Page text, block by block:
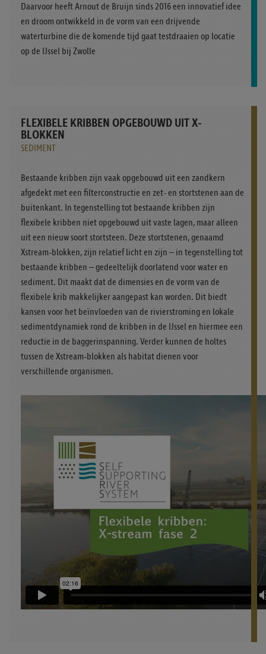
Daarvoor heeft Arnout de Bruijn sinds 2016 een innovatief idee
en droom ontwikkeld in de vorm van een drijvende
waterturbine die de komende tijd gaat testdraaien op locatie
op de IJssel bij Zwolle
FLEXIBELE KRIBBEN OPGEBOUWD UIT X-
BLOKKEN
SEDIMENT
Bestaande kribben zijn vaak opgebouwd uit een zandkern
afgedekt met een filterconstructie en zet- en stortstenen aan de
buitenkant. In tegenstelling tot bestaande kribben zijn
flexibele kribben niet opgebouwd uit vaste lagen, maar alleen
uit een nieuw soort stortsteen. Deze stortstenen, genaamd
Xstream-blokken, zijn relatief licht en zijn – in tegenstelling tot
bestaande kribben – gedeeltelijk doorlatend voor water en
sediment. Dit maakt dat de dimensies en de vorm van de
flexibele krib makkelijker aangepast kan worden. Dit biedt
kansen voor het beïnvloeden van de rivierstroming en lokale
sedimentdynamiek rond de kribben in de IJssel en hiermee een
reductie in de baggerinspanning. Verder kunnen de holtes
tussen de Xstream-blokken als habitat dienen voor
verschillende organismen.